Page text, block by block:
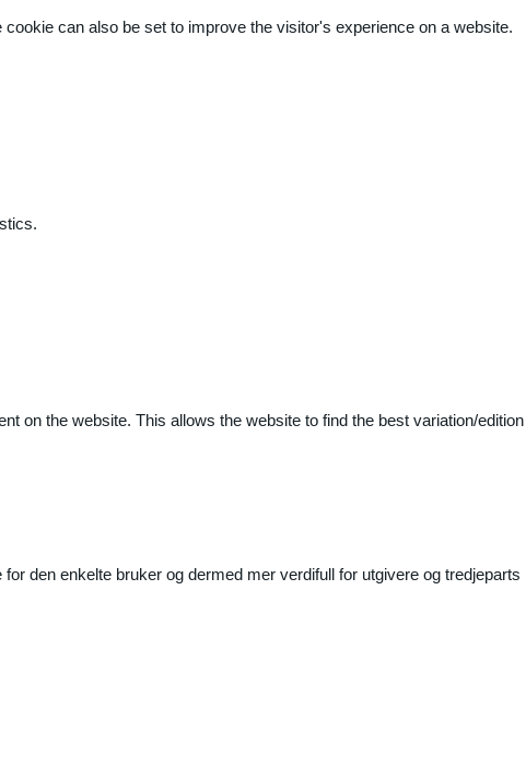
can also be set to improve the visitor's experience on a website.
on the website. This allows the website to find the best variation/edition
den enkelte bruker og dermed mer verdifull for utgivere og tredjeparts